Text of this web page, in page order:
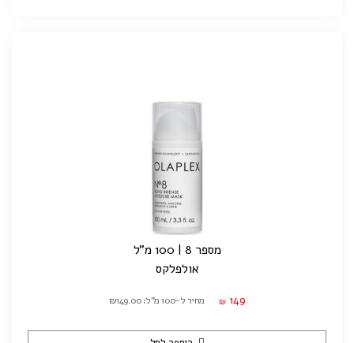
מספר 8 | 100 מ"ל
אולפלקס
₪ 149 מחיר ל-100 מ"ל: ₪149.00